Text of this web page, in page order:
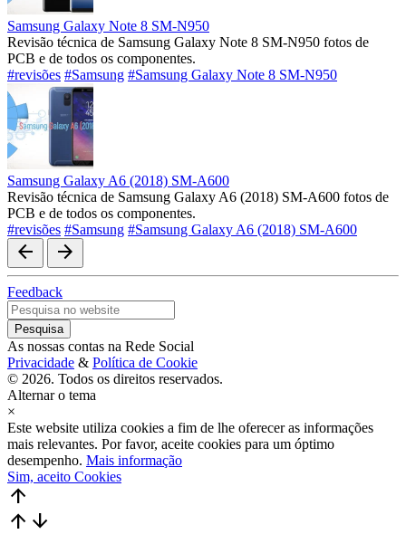
Samsung Galaxy Note 8 SM-N950
Revisão técnica de Samsung Galaxy Note 8 SM-N950 fotos de
PCB e de todos os componentes.
#revisões #Samsung #Samsung Galaxy Note 8 SM-N950
Samsung Galaxy A6 (2018) SM-A600
Revisão técnica de Samsung Galaxy A6 (2018) SM-A600 fotos de
PCB e de todos os componentes.
#revisões #Samsung #Samsung Galaxy A6 (2018) SM-A600
arrow_back arrow_forward
Feedback
As nossas contas na Rede Social
Privacidade & Política de Cookie
© 2026. Todos os direitos reservados.
Alternar o tema
×
Este website utiliza cookies a fim de lhe oferecer as informações
mais relevantes. Por favor, aceite cookies para um óptimo
desempenho. Mais informação
Sim, aceito Cookies
arrow_upward
arrow_upward arrow_downward